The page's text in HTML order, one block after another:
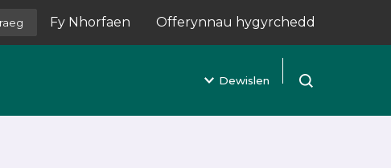
Fy Nhorfaen
(yn agor mewn tab newydd)
Offerynnau hygyrchedd
Dewislen
Agor chwilio